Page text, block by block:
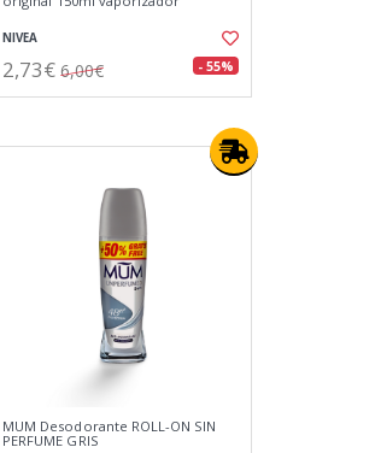
NIVEA
2,73€ 6,00€ - 55%
MUM Desodorante ROLL-ON SIN
PERFUME GRIS